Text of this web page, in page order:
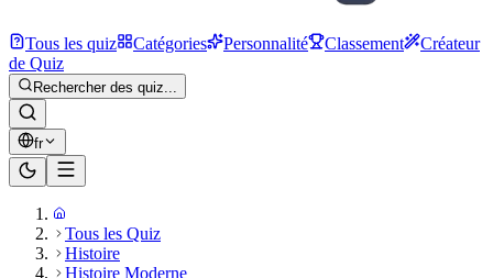
Tous les quiz Catégories Personnalité Classement
Créateur
de Quiz
Rechercher des quiz...
fr
Tous les Quiz
Histoire
Histoire Moderne